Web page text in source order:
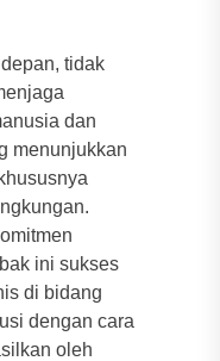
tidak
dan
menunjukkan
ini sukses
di bidang
dengan cara
oleh